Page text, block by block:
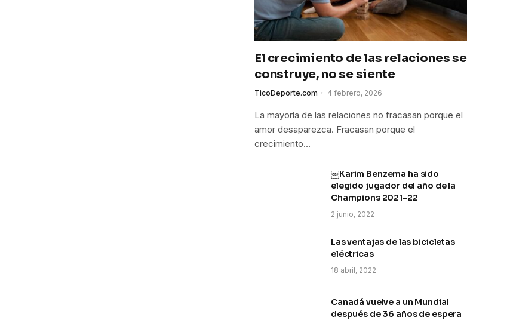
El crecimiento de las relaciones se
construye, no se siente
TicoDeporte.com 4 febrero, 2026
La mayoría de las relaciones no fracasan porque el
amor desaparezca. Fracasan porque el
crecimiento…
￼Karim Benzema ha sido
elegido jugador del año de la
Champions 2021-22
2 junio, 2022
Las ventajas de las bicicletas
eléctricas
18 abril, 2022
Canadá vuelve a un Mundial
después de 36 años de espera